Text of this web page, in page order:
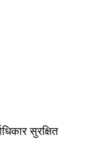
सुरक्षित